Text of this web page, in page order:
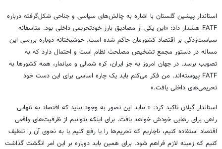
استاندار پیشین گلستان با اشاره به چالش‌های سیاسی و جناحی شکل‌گرفته درباره
FATF‌ هشدار داد:‌ «این یکی از مصادیق بارز خودتحریمی داخلی بود. متاسفانه
سیاست‌زدگی بر اقتصاد کشورمان حاکم شده است. خوشبختانه دوباره بررسی این
مساله در دستور مجمع تشخیص مصلحت نظام است و احتمال دارد که به
تصویب برسد. در جهان امروز به جز ایران، کره شمالی و میانمار، همه کشورها به
FATF پیوسته‌اند. من فکر می‌کنم باید یک چاره اساسی برای این دست خود
تحریمی‌های داخلی یافت.»
استاندار گیلان تاکید کرد:‌ « نباید این تصور به وجود بیاید که اقتصاد به تنهایی
راهی برای رهایی خودش خواهد یافت. برای اینکه بتوانیم از ظرفیت‌های واقعی
اقتصاد استفاده کنیم، ناچاریم که تحریم‌ها را یا رفع کنیم یا به نحوی آن را تلطیف
کنیم که زمینه لازم فراهم شود. برای همین باید دوباره بر این امر انگشت گذاشت